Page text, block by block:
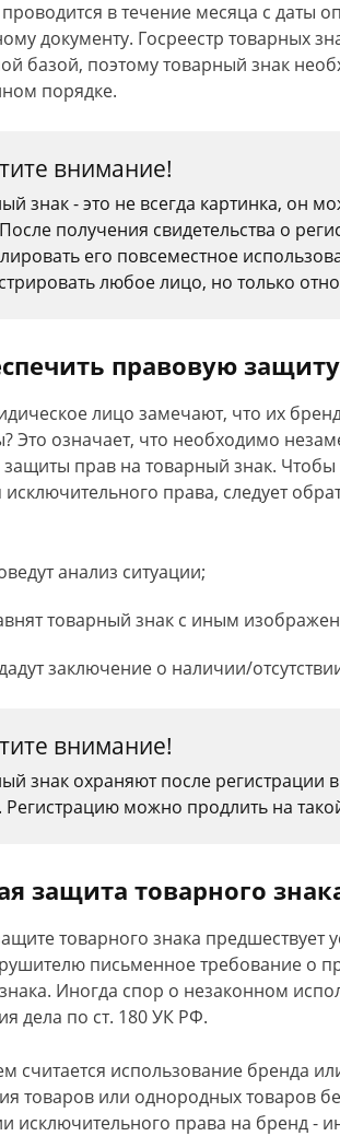
в течение месяца с даты
документу. Госреестр товарных
базой, поэтому товарный знак
порядке.
внимание!
знак - это не всегда картинка, он
получения свидетельства о
его повсеместное
любое лицо, но только
правовую
лицо замечают, что их
Это означает, что необходимо
прав на товарный знак. Чтобы
права, следует
анализ ситуации;
товарный знак с иным
заключение о наличии/
внимание!
знак охраняют после регистрации
Регистрацию можно продлить на
защита товарного
товарного знака
письменное требование о
Иногда спор о незаконном
дела по ст. 180 УК РФ.
считается использование бренда
товаров или однородных товаров
исключительного права на бренд -